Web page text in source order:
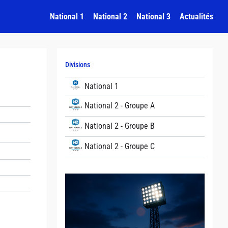
National 1 National 2 National 3 Actualités
Divisions
National 1
National 2 - Groupe A
National 2 - Groupe B
National 2 - Groupe C